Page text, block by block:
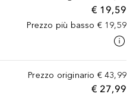
€ 19,59
Prezzo più basso € 19,59
Prezzo originario € 43,99
€ 27,99